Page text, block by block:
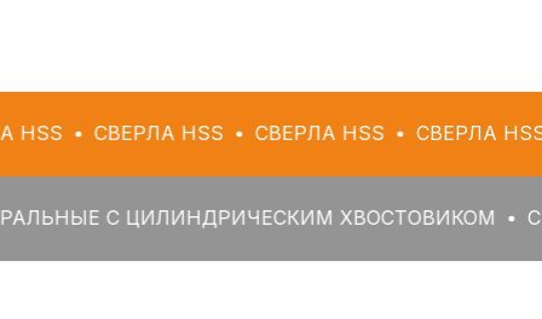
СВЕРЛА HSS СВЕРЛА HSS СВЕРЛА HSS
С ЦИЛИНДРИЧЕСКИМ ХВОСТОВИКОМ СВЕРЛА